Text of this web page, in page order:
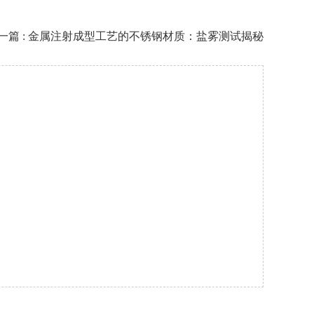
篇 : 金属注射成型工艺的不锈钢材质：盐雾测试揭秘